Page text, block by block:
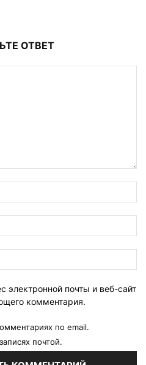
ОТВЕТ
электронной почты и веб-сайт
комментария.
по email.
почтой.